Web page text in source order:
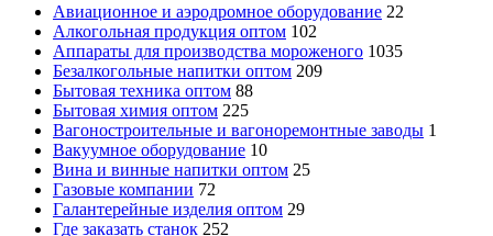
Авиационное и аэродромное оборудование 22
Алкогольная продукция оптом 102
Аппараты для производства мороженого 1035
Безалкогольные напитки оптом 209
Бытовая техника оптом 88
Бытовая химия оптом 225
Вагоностроительные и вагоноремонтные заводы 1
Вакуумное оборудование 10
Вина и винные напитки оптом 25
Газовые компании 72
Галантерейные изделия оптом 29
Где заказать станок 252